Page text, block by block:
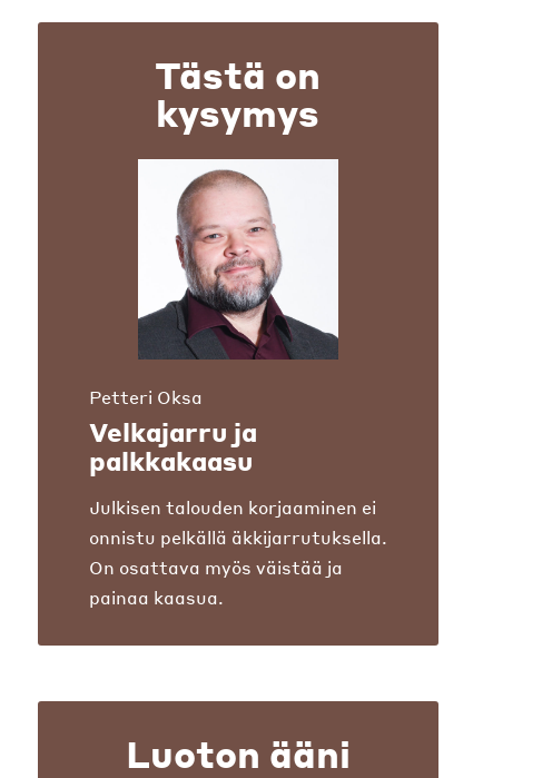
Tästä on
kysymys
Petteri Oksa
Velkajarru ja
palkkakaasu
Julkisen talouden korjaaminen ei
onnistu pelkällä äkkijarrutuksella.
On osattava myös väistää ja
painaa kaasua.
Luoton ääni